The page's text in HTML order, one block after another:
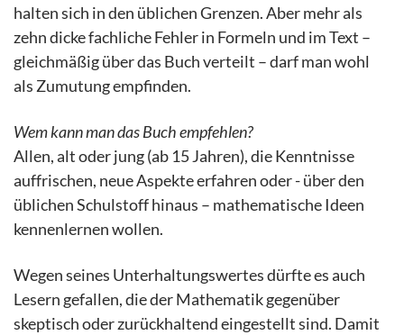
halten sich in den üblichen Grenzen. Aber mehr als
zehn dicke fachliche Fehler in Formeln und im Text –
gleichmäßig über das Buch verteilt – darf man wohl
als Zumutung empfinden.
Wem kann man das Buch empfehlen?
Allen, alt oder jung (ab 15 Jahren), die Kenntnisse
auffrischen, neue Aspekte erfahren oder - über den
üblichen Schulstoff hinaus – mathematische Ideen
kennenlernen wollen.
Wegen seines Unterhaltungswertes dürfte es auch
Lesern gefallen, die der Mathematik gegenüber
skeptisch oder zurückhaltend eingestellt sind. Damit